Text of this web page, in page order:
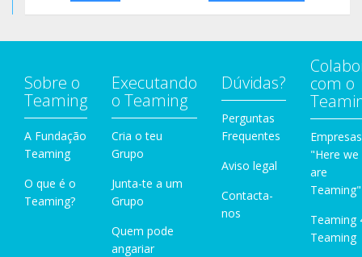
Sobre o
Teaming
A Fundação
Teaming
O que é o
Teaming?
Executando
o Teaming
Cria o teu
Grupo
Junta-te a um
Grupo
Quem pode
angariar
Dúvidas?
Perguntas
Frequentes
Aviso legal
Contacta-
nos
com o
Empresas
"Here we
are
Teaming"
Teaming
Teaming